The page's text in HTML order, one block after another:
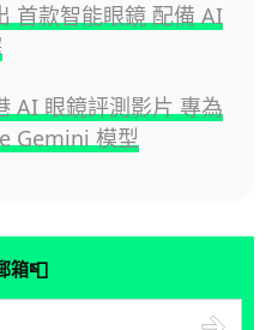
首款智能眼鏡 配備 AI
AI 眼鏡評測影片 專為
Gemini 模型
箱📮